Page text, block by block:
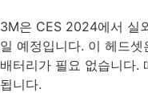
3M은 CES 2024에서 실
일 예정입니다. 이 헤드
배터리가 필요 없습니다.
됩니다.